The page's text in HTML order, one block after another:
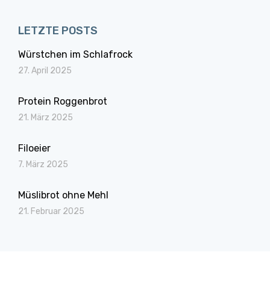
LETZTE POSTS
Würstchen im Schlafrock
27. April 2025
Protein Roggenbrot
21. März 2025
Filoeier
7. März 2025
Müslibrot ohne Mehl
21. Februar 2025